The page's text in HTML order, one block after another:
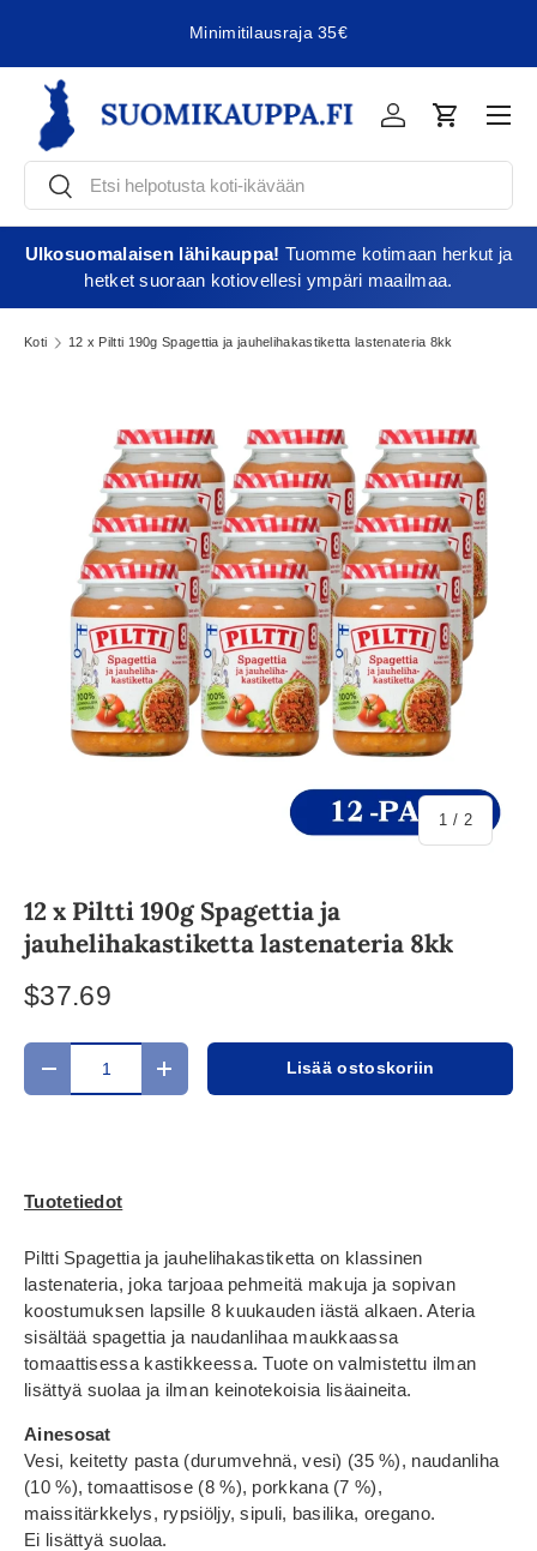
Minimitilausraja 35€
EtsiEtsi
KirjauduOstoskori
Ulkosuomalaisen lähikauppa! Tuomme kotimaan herkut ja
hetket suoraan kotiovellesi ympäri maailmaa.
Koti 12 x Piltti 190g Spagettia ja jauhelihakastiketta lastenateria 8kk
1 / /2
12 x Piltti 190g Spagettia ja
jauhelihakastiketta lastenateria 8kk
$37.69
Määrä
Translation missing: fi.cart.items.decrease_quantity
Translation missing:Lisää ostoskoriin
Tuotetiedot
Piltti Spagettia ja jauhelihakastiketta on klassinen
lastenateria, joka tarjoaa pehmeitä makuja ja sopivan
koostumuksen lapsille 8 kuukauden iästä alkaen. Ateria
sisältää spagettia ja naudanlihaa maukkaassa
tomaattisessa kastikkeessa. Tuote on valmistettu ilman
lisättyä suolaa ja ilman keinotekoisia lisäaineita.
Ainesosat
Vesi, keitetty pasta (durumvehnä, vesi) (35 %), naudanliha
(10 %), tomaattisose (8 %), porkkana (7 %),
maissitärkkelys, rypsiöljy, sipuli, basilika, oregano.
Ei lisättyä suolaa.